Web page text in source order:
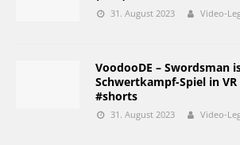
31. August 2023 Video-
VoodooDE – Swordsman
Schwertkampf-Spiel in
#shorts
31. August 2023 Video-